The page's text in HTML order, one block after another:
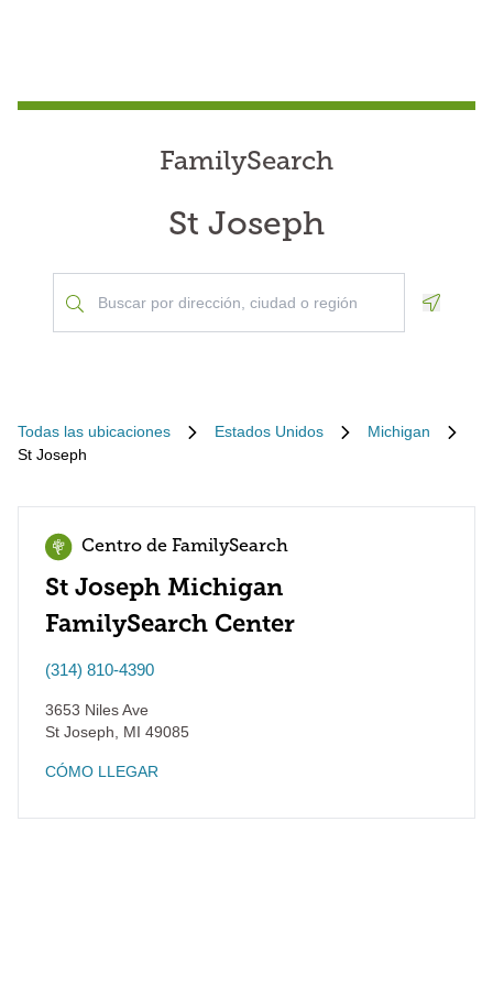
FamilySearch
St Joseph
Todas las ubicaciones Estados Unidos
Michigan
St Joseph
Centro de FamilySearch
St Joseph Michigan
FamilySearch Center
(314) 810-4390
3653 Niles Ave
St Joseph
MI 49085
CÓMO LLEGAR